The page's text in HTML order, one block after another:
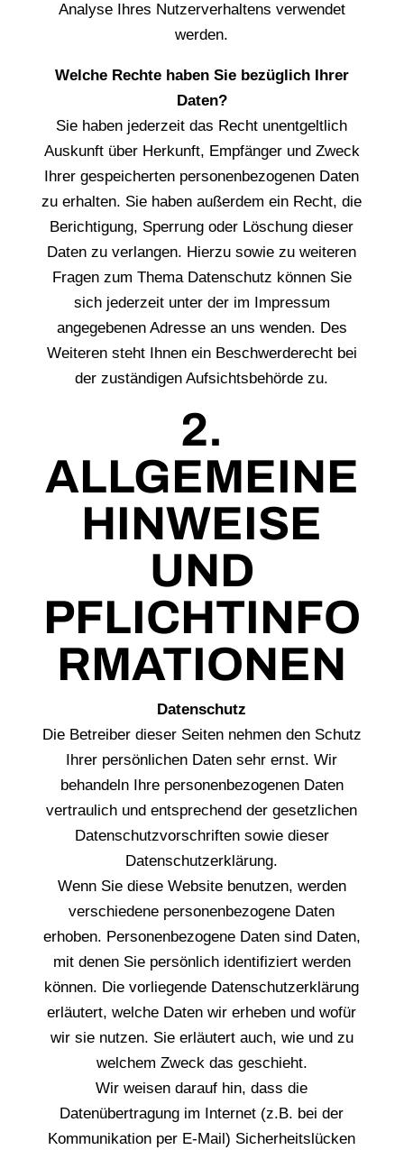
Analyse Ihres Nutzerverhaltens verwendet
werden.
Welche Rechte haben Sie bezüglich Ihrer
Daten?
Sie haben jederzeit das Recht unentgeltlich
Auskunft über Herkunft, Empfänger und Zweck
Ihrer gespeicherten personenbezogenen Daten
zu erhalten. Sie haben außerdem ein Recht, die
Berichtigung, Sperrung oder Löschung dieser
Daten zu verlangen. Hierzu sowie zu weiteren
Fragen zum Thema Datenschutz können Sie
sich jederzeit unter der im Impressum
angegebenen Adresse an uns wenden. Des
Weiteren steht Ihnen ein Beschwerderecht bei
der zuständigen Aufsichtsbehörde zu.
2.
ALLGEMEINE
HINWEISE
UND
PFLICHTINFO
RMATIONEN
Datenschutz
Die Betreiber dieser Seiten nehmen den Schutz
Ihrer persönlichen Daten sehr ernst. Wir
behandeln Ihre personenbezogenen Daten
vertraulich und entsprechend der gesetzlichen
Datenschutzvorschriften sowie dieser
Datenschutzerklärung.
Wenn Sie diese Website benutzen, werden
verschiedene personenbezogene Daten
erhoben. Personenbezogene Daten sind Daten,
mit denen Sie persönlich identifiziert werden
können. Die vorliegende Datenschutzerklärung
erläutert, welche Daten wir erheben und wofür
wir sie nutzen. Sie erläutert auch, wie und zu
welchem Zweck das geschieht.
Wir weisen darauf hin, dass die
Datenübertragung im Internet (z.B. bei der
Kommunikation per E-Mail) Sicherheitslücken